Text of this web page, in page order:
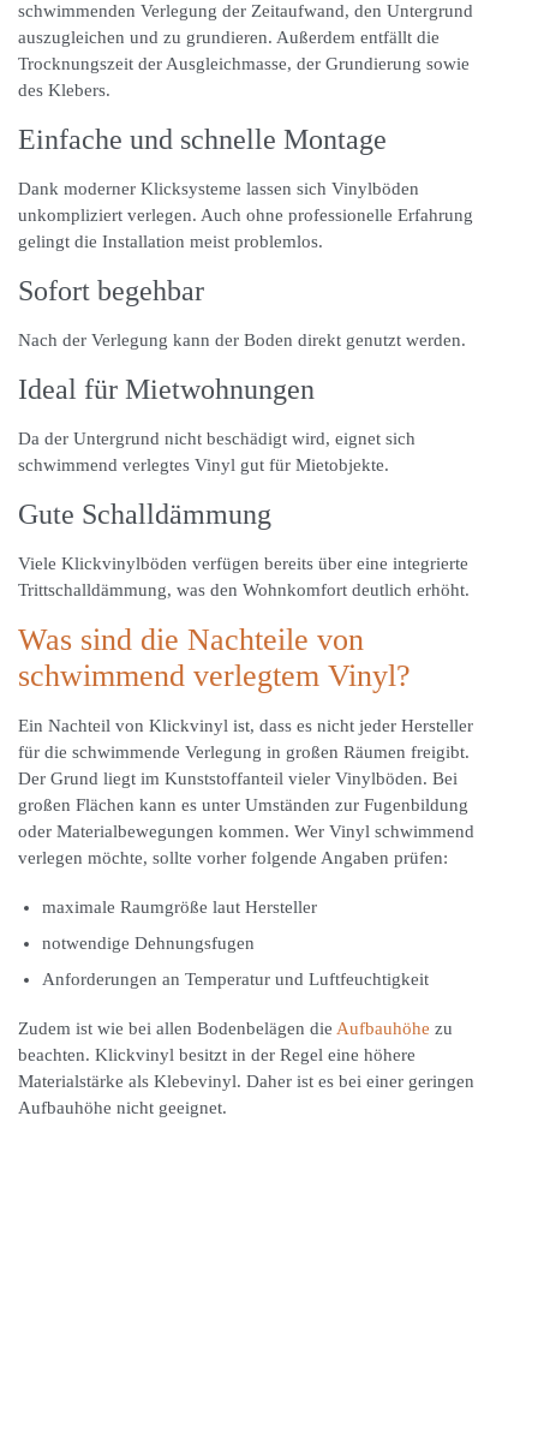
schwimmenden Verlegung der Zeitaufwand, den Untergrund
auszugleichen und zu grundieren. Außerdem entfällt die
Trocknungszeit der Ausgleichmasse, der Grundierung sowie
des Klebers.
Einfache und schnelle Montage
Dank moderner Klicksysteme lassen sich Vinylböden
unkompliziert verlegen. Auch ohne professionelle Erfahrung
gelingt die Installation meist problemlos.
Sofort begehbar
Nach der Verlegung kann der Boden direkt genutzt werden.
Ideal für Mietwohnungen
Da der Untergrund nicht beschädigt wird, eignet sich
schwimmend verlegtes Vinyl gut für Mietobjekte.
Gute Schalldämmung
Viele Klickvinylböden verfügen bereits über eine integrierte
Trittschalldämmung, was den Wohnkomfort deutlich erhöht.
Was sind die Nachteile von
schwimmend verlegtem Vinyl?
Ein Nachteil von Klickvinyl ist, dass es nicht jeder Hersteller
für die schwimmende Verlegung in großen Räumen freigibt.
Der Grund liegt im Kunststoffanteil vieler Vinylböden. Bei
großen Flächen kann es unter Umständen zur Fugenbildung
oder Materialbewegungen kommen. Wer Vinyl schwimmend
verlegen möchte, sollte vorher folgende Angaben prüfen:
maximale Raumgröße laut Hersteller
notwendige Dehnungsfugen
Anforderungen an Temperatur und Luftfeuchtigkeit
Zudem ist wie bei allen Bodenbelägen die Aufbauhöhe zu
beachten. Klickvinyl besitzt in der Regel eine höhere
Materialstärke als Klebevinyl. Daher ist es bei einer geringen
Aufbauhöhe nicht geeignet.